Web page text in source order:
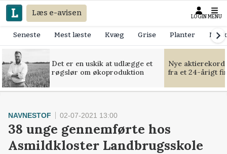
Læs e-avisen LOGIN MENU
Seneste Mest læste Kvæg Grise Planter
Det er en uskik at udlægge et
røgslør om økoproduktion
Nye
fra et 24-årigt
NAVNESTOF 02-07-2021 13:00
38 unge gennemførte hos
Asmildkloster Landbrugsskole